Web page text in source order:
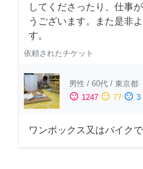
してくださったり、仕事
うございます。また是非
す。
依頼されたチケット
男性 / 60代 / 東京都
sentiment_satisfied 1247 sentiment_neutral 77 sentiment_dissatisfied 3
ワンボックス又はバイク